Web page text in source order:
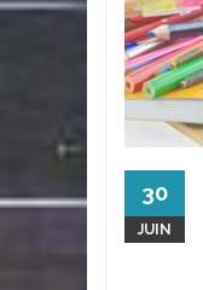
le
au
30
JUIN